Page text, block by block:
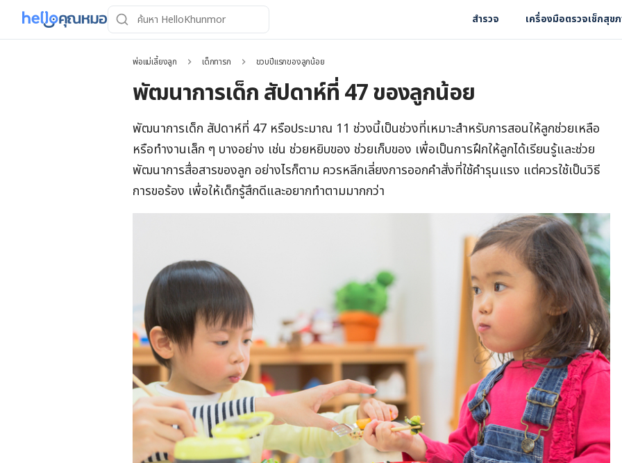
สำรวจ เครื่องมือตรวจเช็กสุข
พ่อแม่เลี้ยงลูก เด็กทารก ขวบปีแรกของลูกน้อย
พัฒนาการเด็ก สัปดาห์ที่ 47 ของลูกน้อย
พัฒนาการเด็ก สัปดาห์ที่ 47 หรือประมาณ 11 ช่วงนี้เป็นช่วงที่เหมาะสำหรับการสอนให้ลูกช่วยเหลือ
หรือทำงานเล็ก ๆ บางอย่าง เช่น ช่วยหยิบของ ช่วยเก็บของ เพื่อเป็นการฝึกให้ลูกได้เรียนรู้และช่วย
พัฒนาการสื่อสารของลูก อย่างไรก็ตาม ควรหลีกเลี่ยงการออกคำสั่งที่ใช้คำรุนแรง แต่ควรใช้เป็นวิธี
การขอร้อง เพื่อให้เด็กรู้สึกดีและอยากทำตามมากกว่า